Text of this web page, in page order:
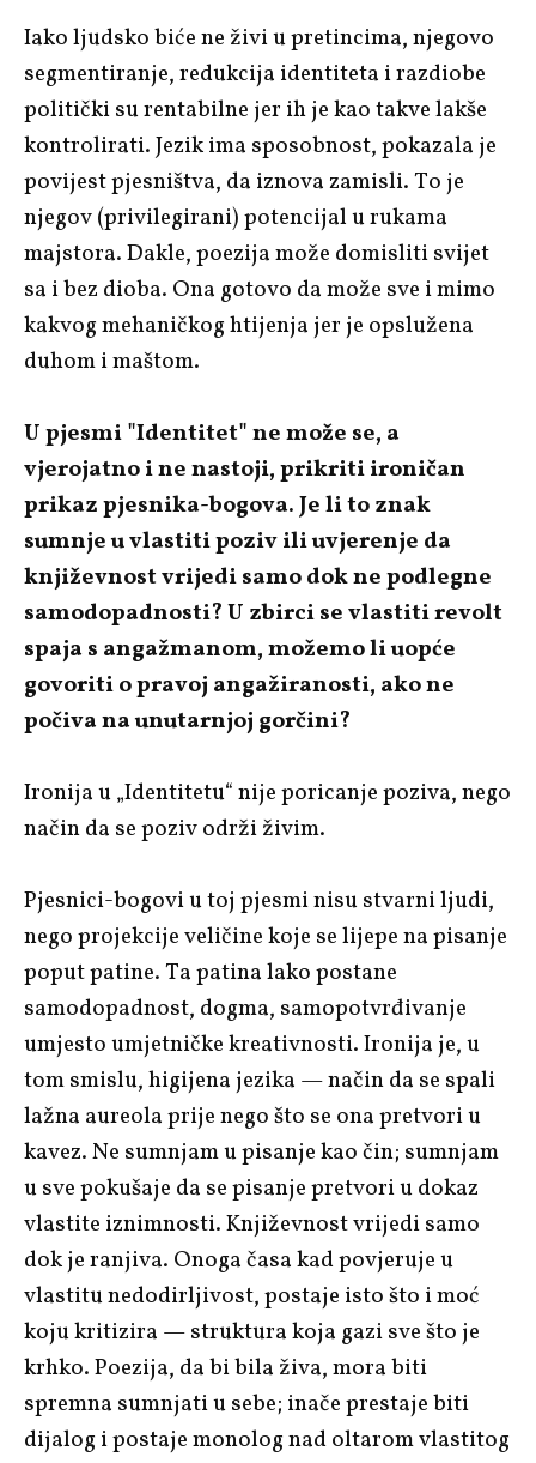
Iako ljudsko biće ne živi u pretincima, njegovo
segmentiranje, redukcija identiteta i razdiobe
politički su rentabilne jer ih je kao takve lakše
kontrolirati. Jezik ima sposobnost, pokazala je
povijest pjesništva, da iznova zamisli. To je
njegov (privilegirani) potencijal u rukama
majstora. Dakle, poezija može domisliti svijet
sa i bez dioba. Ona gotovo da može sve i mimo
kakvog mehaničkog htijenja jer je opslužena
duhom i maštom.
U pjesmi "Identitet" ne može se, a
vjerojatno i ne nastoji, prikriti ironičan
prikaz pjesnika-bogova. Je li to znak
sumnje u vlastiti poziv ili uvjerenje da
književnost vrijedi samo dok ne podlegne
samodopadnosti? U zbirci se vlastiti revolt
spaja s angažmanom, možemo li uopće
govoriti o pravoj angažiranosti, ako ne
počiva na unutarnjoj gorčini?
Ironija u „Identitetu“ nije poricanje poziva, nego
način da se poziv održi živim.
Pjesnici-bogovi u toj pjesmi nisu stvarni ljudi,
nego projekcije veličine koje se lijepe na pisanje
poput patine. Ta patina lako postane
samodopadnost, dogma, samopotvrđivanje
umjesto umjetničke kreativnosti. Ironija je, u
tom smislu, higijena jezika — način da se spali
lažna aureola prije nego što se ona pretvori u
kavez. Ne sumnjam u pisanje kao čin; sumnjam
u sve pokušaje da se pisanje pretvori u dokaz
vlastite iznimnosti. Književnost vrijedi samo
dok je ranjiva. Onoga časa kad povjeruje u
vlastitu nedodirljivost, postaje isto što i moć
koju kritizira — struktura koja gazi sve što je
krhko. Poezija, da bi bila živa, mora biti
spremna sumnjati u sebe; inače prestaje biti
dijalog i postaje monolog nad oltarom vlastitog